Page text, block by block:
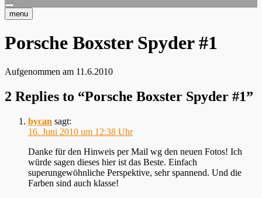
menu
Porsche Boxster Spyder #1
Aufgenommen am 11.6.2010
2 Replies to “Porsche Boxster Spyder #1”
bycan sagt:
16. Juni 2010 um 12:38 Uhr
Danke für den Hinweis per Mail wg den neuen Fotos! Ich
würde sagen dieses hier ist das Beste. Einfach
superungewöhnliche Perspektive, sehr spannend. Und die
Farben sind auch klasse!